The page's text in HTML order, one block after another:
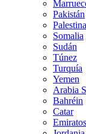
Pakistán
Palestina
Somalia
Sudán
Túnez
Turquía
Yemen
Arabia
Bahréin
Catar